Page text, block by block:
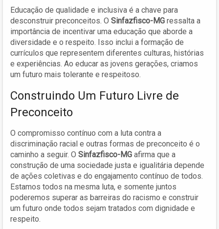
Educação de qualidade e inclusiva é a chave para
desconstruir preconceitos. O Sinfazfisco-MG ressalta a
importância de incentivar uma educação que aborde a
diversidade e o respeito. Isso inclui a formação de
currículos que representem diferentes culturas, histórias
e experiências. Ao educar as jovens gerações, criamos
um futuro mais tolerante e respeitoso.
Construindo Um Futuro Livre de
Preconceito
O compromisso contínuo com a luta contra a
discriminação racial e outras formas de preconceito é o
caminho a seguir. O Sinfazfisco-MG afirma que a
construção de uma sociedade justa e igualitária depende
de ações coletivas e do engajamento contínuo de todos.
Estamos todos na mesma luta, e somente juntos
poderemos superar as barreiras do racismo e construir
um futuro onde todos sejam tratados com dignidade e
respeito.